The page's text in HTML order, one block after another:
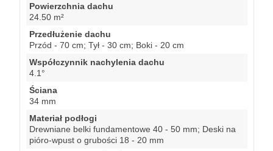
Powierzchnia dachu
24.50 m²
Przedłużenie dachu
Przód - 70 cm; Tył - 30 cm; Boki - 20 cm
Współczynnik nachylenia dachu
4.1°
Ściana
34 mm
Materiał podłogi
Drewniane belki fundamentowe 40 - 50 mm; Deski na
pióro-wpust o grubości 18 - 20 mm